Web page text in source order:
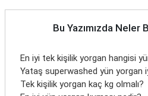
Bu Yazımızda Neler
En iyi tek kişilik yorgan hangisi
Yataş superwashed yün yorgan
Tek kişilik yorgan kaç kg olmalı?